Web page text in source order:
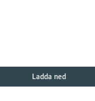
Ladda ned